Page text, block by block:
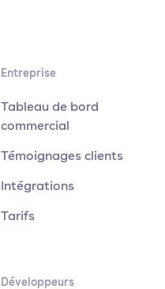
Entreprise
Tableau de bord
commercial
Témoignages clients
Intégrations
Tarifs
Développeurs